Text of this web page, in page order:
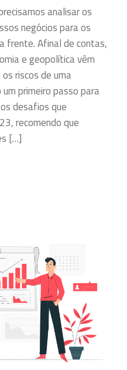
analisar os
negócios para os
frente. Afinal de contas,
e geopolítica vêm
riscos de uma
primeiro passo para
desafios que
recomendo que
[…]